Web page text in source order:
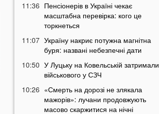
11:36 Пенсіонерів в Україні чекає
масштабна перевірка: кого це
торкнеться
11:07 Україну накриє потужна магнітна
буря: названі небезпечні дати
10:50 У Луцьку на Ковельській затримали
військового у СЗЧ
10:26 «Смерть на дорозі не злякала
мажорів»: лучани продовжують
масово скаржитися на нічні